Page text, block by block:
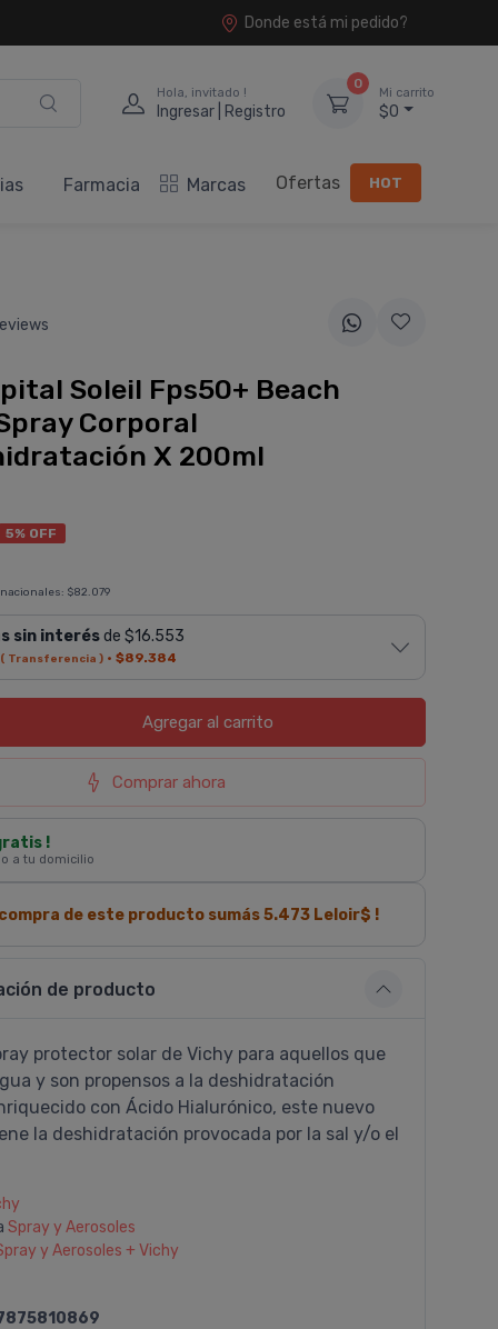
Donde está mi pedido?
Hola, invitado !
Ingresar | Registro
0
Mi carrito
$0
Farmacia Marcas Ofertas HOT
Soleil Fps50+ Beach
Corporal
X 200ml
5% OFF
$82.079
sin interésde $16.553
( Transferencia )· $89.384
Agregaral carrito
Comprar ahora
!
o a tu domicilio
compra de este producto sumás5.473Leloir$ !
de producto
protector solar de Vichy para aquellos que
y son propensos a la deshidratación
con Ácido Hialurónico, este nuevo
la deshidratación provocada por la sal y/o el
Spray y Aerosoles
y Aerosoles + Vichy